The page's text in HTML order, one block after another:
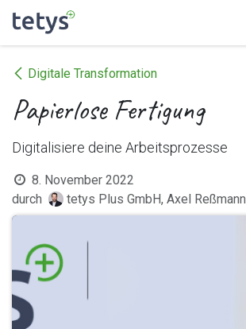
Zum Inhalt springen
Digitale Transformation
Papierlose Fertigung
Digitalisiere deine Arbeitsprozesse
8. November 2022
durch
tetys Plus GmbH, Axel Reßmann